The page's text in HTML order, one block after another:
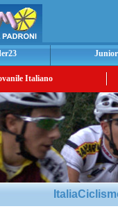
Italiano